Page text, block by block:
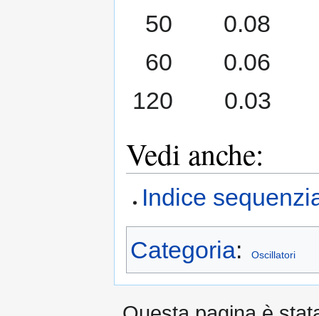
50 0.08
60 0.06
120 0.03
Vedi anche:
Indice
Categoria: Oscillatori